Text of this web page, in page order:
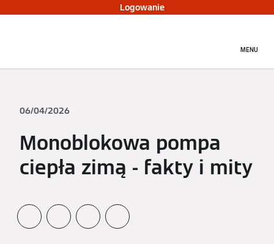
Logowanie
MENU
06/04/2026
Monoblokowa pompa
ciepła zimą - fakty i mity